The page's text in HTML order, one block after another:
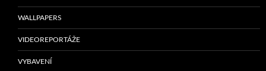
WALLPAPERS
VIDEOREPORTÁŽE
VYBAVENÍ